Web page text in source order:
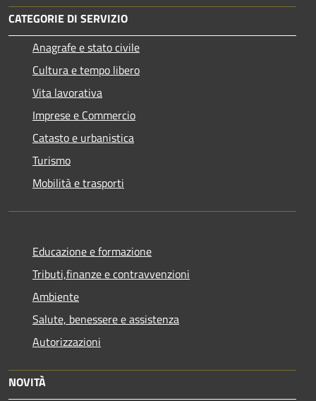
CATEGORIE DI SERVIZIO
Anagrafe e stato civile
Cultura e tempo libero
Vita lavorativa
Imprese e Commercio
Catasto e urbanistica
Turismo
Mobilità e trasporti
Educazione e formazione
Tributi,finanze e contravvenzioni
Ambiente
Salute, benessere e assistenza
Autorizzazioni
NOVITÀ